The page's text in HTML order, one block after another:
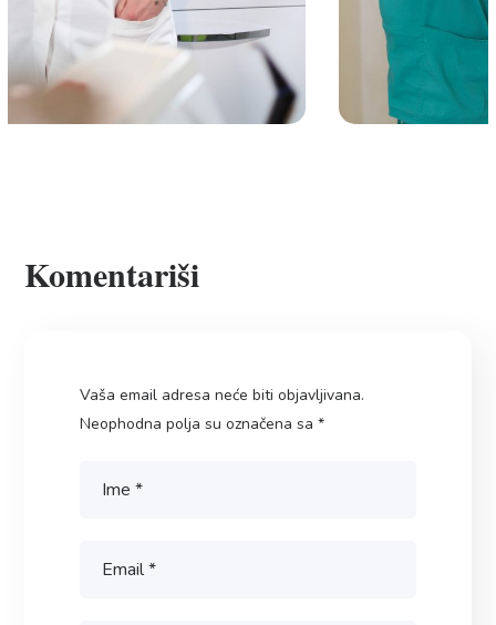
EURO DENTAL
Komentariši
Vaša email adresa neće biti objavljivana.
Neophodna polja su označena sa*